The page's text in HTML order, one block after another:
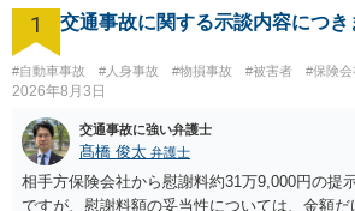
1 交通事故に関する示談内容につき
#自動車事故 #人身事故 #物損事故 #被害者 #保険
2026年8月3日
交通事故に強い弁護士
髙橋 俊太 弁護士
相手方保険会社から慰謝料約31万9,000円の提
ですが、慰謝料額の妥当性については、金額だ